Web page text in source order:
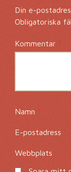
Din e-
Obligatoriska
Kommentar*
Namn*
E-postadress*
Webbplats